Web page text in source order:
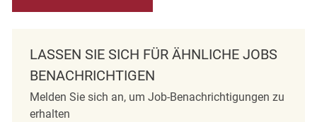
LASSEN SIE SICH FÜR ÄHNLICHE JOBS
BENACHRICHTIGEN
Melden Sie sich an, um Job-Benachrichtigungen zu
erhalten